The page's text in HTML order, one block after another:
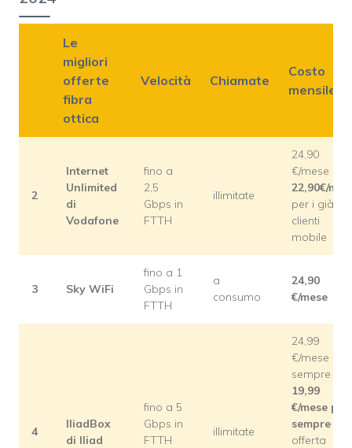
Le
migliori
offerte
fibra
ottica
Velocità Chiamate
Costo
mensile
2
Internet
Unlimited
di
Vodafone
fino a
2,5
Gbps in
FTTH
illimitate
24,90
€/mese o
22,90€/
per i già
clienti
mobile
3 Sky WiFi
fino a 1
Gbps in
FTTH
a
consumo
24,90
€/mese
4
IliadBox
di Iliad
fino a 5
Gbps in
FTTH
illimitate
24,99
€/mese per
sempre o
19,99
€/mese per
sempre
offerta